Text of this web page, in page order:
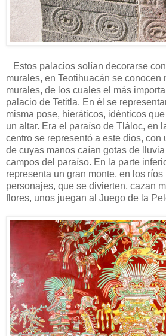
Estos palacios solían decorarse
murales, en Teotihuacán se conocen
murales, de los cuales el más
palacio de Tetitla. En él se
misma pose, hieráticos, idénticos
un altar. Era el paraíso de Tláloc, en
centro se representó a este dios, con
de cuyas manos caían gotas de
campos del paraíso. En la parte
representa un gran monte, en los
personajes, que se divierten, cazan
flores, unos juegan al Juego de la